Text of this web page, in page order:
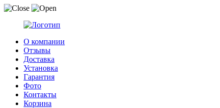
О компании
Отзывы
Доставка
Установка
Гарантия
Фото
Контакты
Корзина